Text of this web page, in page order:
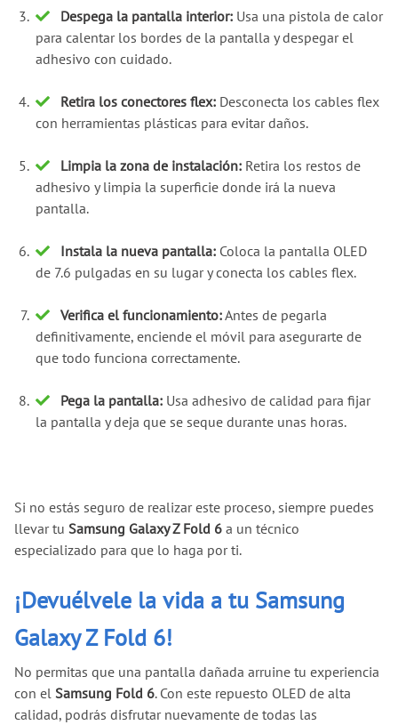
Despega la pantalla interior: Usa una pistola de calor
para calentar los bordes de la pantalla y despegar el
adhesivo con cuidado.
Retira los conectores flex: Desconecta los cables flex
con herramientas plásticas para evitar daños.
Limpia la zona de instalación: Retira los restos de
adhesivo y limpia la superficie donde irá la nueva
pantalla.
Instala la nueva pantalla: Coloca la pantalla OLED
de 7.6 pulgadas en su lugar y conecta los cables flex.
Verifica el funcionamiento:Antes de pegarla
definitivamente, enciende el móvil para asegurarte de
que todo funciona correctamente.
Pega la pantalla: Usa adhesivo de calidad para fijar
la pantalla y deja que se seque durante unas horas.
Si no estás seguro de realizar este proceso, siempre puedes
llevar tu Samsung Galaxy Z Fold 6 a un técnico
especializado para que lo haga por ti.
¡Devuélvele la vida a tu Samsung
Galaxy Z Fold 6!
No permitas que una pantalla dañada arruine tu experiencia
con el Samsung Fold 6. Con este repuesto OLED de alta
calidad, podrás disfrutar nuevamente de todas las